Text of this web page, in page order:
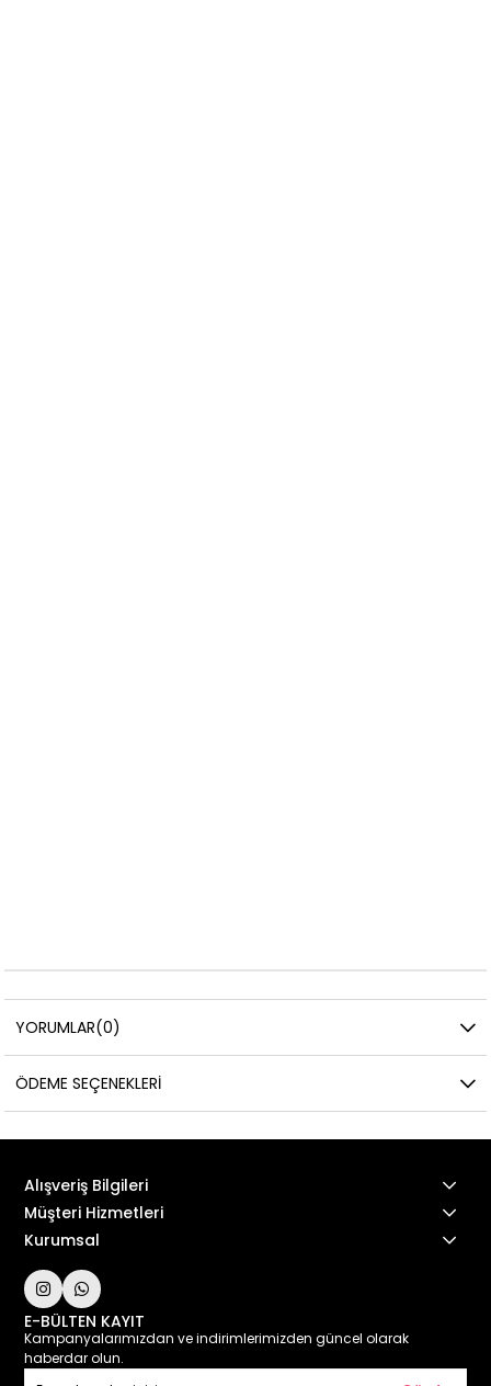
YORUMLAR(0)
ÖDEME SEÇENEKLERI
Alışveriş Bilgileri
Müşteri Hizmetleri
Kurumsal
E-BÜLTEN KAYIT
Kampanyalarımızdan ve indirimlerimizden güncel olarak
haberdar olun.